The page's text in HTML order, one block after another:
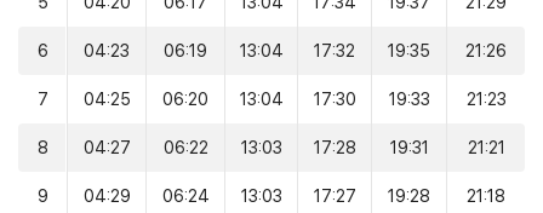
6 04:23 06:19 13:04 17:32 19:35 21:26
7 04:25 06:20 13:04 17:30 19:33 21:23
8 04:27 06:22 13:03 17:28 19:31 21:21
9 04:29 06:24 13:03 17:27 19:28 21:18